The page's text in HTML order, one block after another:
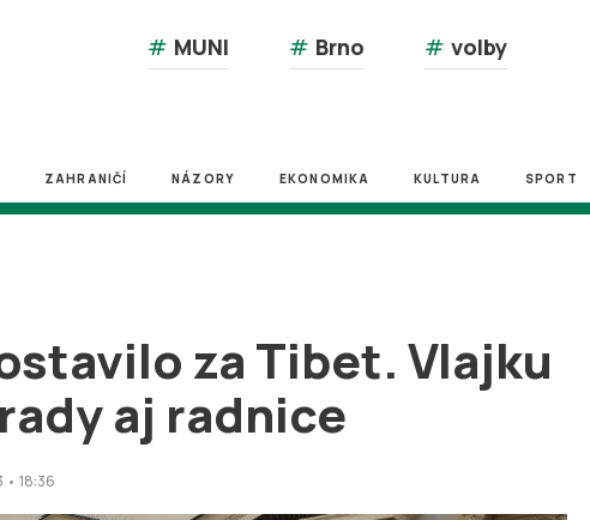
# MUNI # Brno # volby
ZAHRANIČÍ NÁZORY EKONOMIKA KULTURA SPORT
za Tibet. Vlajku
aj radnice
• 18:36